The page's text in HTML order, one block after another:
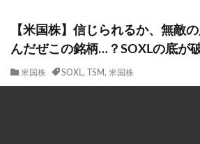
【米国株】信じられるか、無敵
んだぜこの銘柄…？SOXLの底が
米国株 SOXL , TSM , 米国株